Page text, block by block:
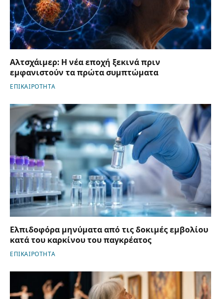
Αλτσχάιμερ: Η νέα εποχή ξεκινά πριν
εμφανιστούν τα πρώτα συμπτώματα
ΕΠΙΚΑΙΡΟΤΗΤΑ
Ελπιδοφόρα μηνύματα από τις δοκιμές εμβολίου
κατά του καρκίνου του παγκρέατος
ΕΠΙΚΑΙΡΟΤΗΤΑ